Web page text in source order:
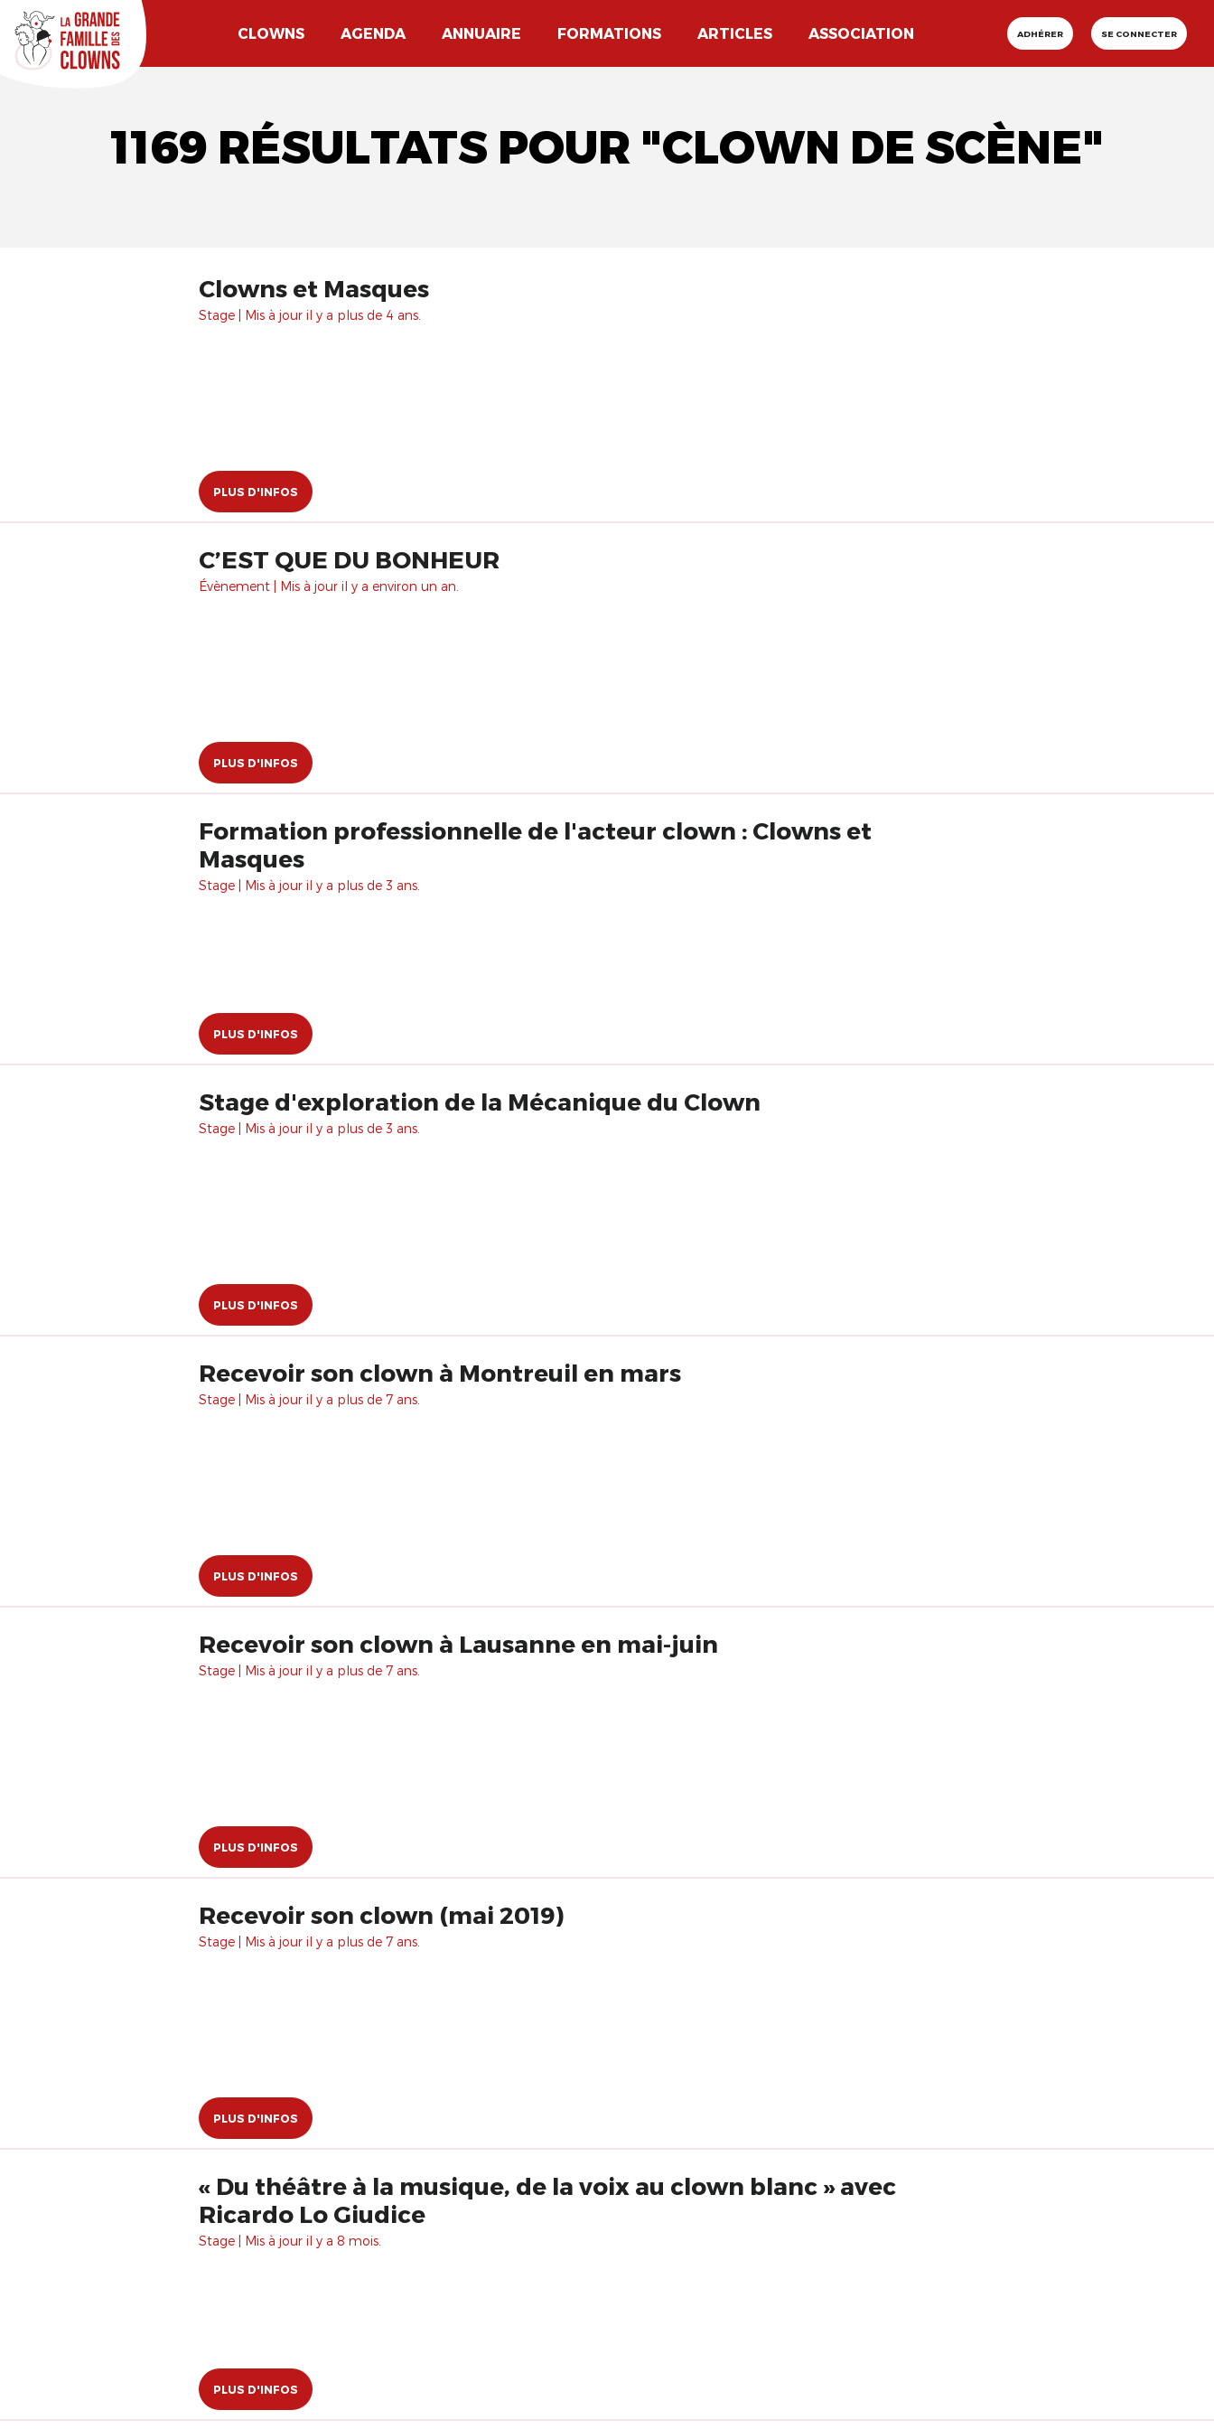
CLOWNS AGENDA ANNUAIRE FORMATIONS ARTICLES ASSOCIATION ADHÉRER SE CONNECTER
1169 RÉSULTATS POUR "CLOWN DE SCÈNE"
Clowns et Masques
Stage | Mis à jour il y a plus de 4 ans.
PLUS D'INFOS
C’EST QUE DU BONHEUR
Évènement | Mis à jour il y a environ un an.
PLUS D'INFOS
Formation professionnelle de l'acteur clown : Clowns et
Masques
Stage | Mis à jour il y a plus de 3 ans.
PLUS D'INFOS
Stage d'exploration de la Mécanique du Clown
Stage | Mis à jour il y a plus de 3 ans.
PLUS D'INFOS
Recevoir son clown à Montreuil en mars
Stage | Mis à jour il y a plus de 7 ans.
PLUS D'INFOS
Recevoir son clown à Lausanne en mai-juin
Stage | Mis à jour il y a plus de 7 ans.
PLUS D'INFOS
Recevoir son clown (mai 2019)
Stage | Mis à jour il y a plus de 7 ans.
PLUS D'INFOS
« Du théâtre à la musique, de la voix au clown blanc » avec
Ricardo Lo Giudice
Stage | Mis à jour il y a 8 mois.
PLUS D'INFOS